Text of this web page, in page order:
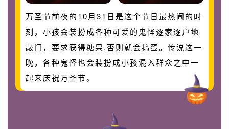
万圣节前夜的10月31日是这个节日最热闹的时
刻，小孩会装扮成各种可爱的鬼怪逐家逐户地
敲门，要求获得糖果,否则就会捣蛋。传说这一
晚，各种鬼怪也会装扮成小孩混入群众之中一
起来庆祝万圣节。